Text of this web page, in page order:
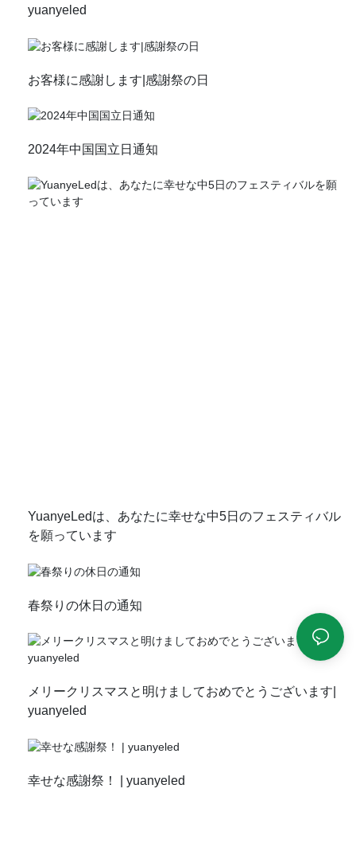
げます。皆様のご支援に感謝申し上げます。
り、2011年に中国深圳に設立されました。LED照明業界で10年
製造に強みを持ち、OEM/ODMによるカスタム生産にも対応可能
自らの使命とし、環境に優しい光源の創造に尽力しています。
当社は、LEDウォールウォッシャーライト、LEDフラッドライ
ト、LEDウォールライト、LED埋め込みライト、LED水中ライ
ト、LEDステップライト、LEDポイントライトなど、高品質の
屋外照明器具の製造を専門としています。
心から、
ユアンイェレッドチーム
yuanyeled
お客様に感謝します|感謝祭の日
2024年中国国立日通知
YuanyeLedは、あなたに幸せな中5日のフェスティバル
を願っています
春祭りの休日の通知
メリークリスマスと明けましておめでとうございます|
yuanyeled
幸せな感謝祭！ | yuanyeled